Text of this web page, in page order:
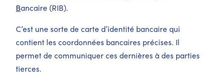
Bancaire (RIB).
C’est une sorte de carte d’identité bancaire qui
contient les coordonnées bancaires précises. Il
permet de communiquer ces dernières à des parties
tierces.